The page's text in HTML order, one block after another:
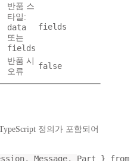
반품 스
타일:
data
또는
fields
fields
반품 시
오류
false
정의가 포함되어
Message, Part } from